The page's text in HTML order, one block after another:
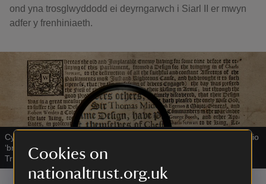
Cookies on
nationaltrust.org.uk
ond yna trosglwyddodd ei deyrngarwch i Siarl II er mwyn
adfer y frenhiniaeth.
Cyhoeddiad gan y Senedd, ddydd Mercher 10 Awst, 1659, yn ceisio
‘bradwyr’ gan gynnwys Syr Thomas Myddelton yr ail
Trust Images/Paul Highnam